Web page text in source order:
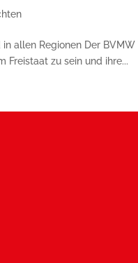
allen Regionen Der
Freistaat zu sein und ihre...